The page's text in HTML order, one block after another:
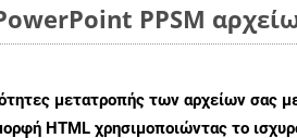
PPSM
μετατροπής των αρχείων σας
HTML χρησιμοποιώντας το